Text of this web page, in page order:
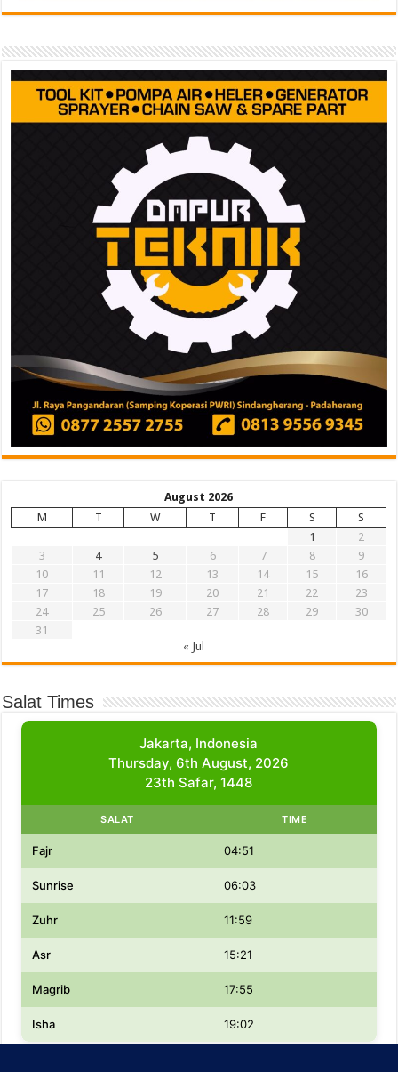
August 2026
M
T W T F S
S
1
2
3
4 5 6 7 8
9
10
11 12 13 14 15
16
17
18 19 20 21 22
23
24
25 26 27 28 29
30
31
« Jul
Salat Times
Jakarta, Indonesia
Thursday, 6th August, 2026
23th Safar, 1448
SALAT TIME
Fajr 04:51
Sunrise 06:03
Zuhr 11:59
Asr 15:21
Magrib 17:55
Isha 19:02